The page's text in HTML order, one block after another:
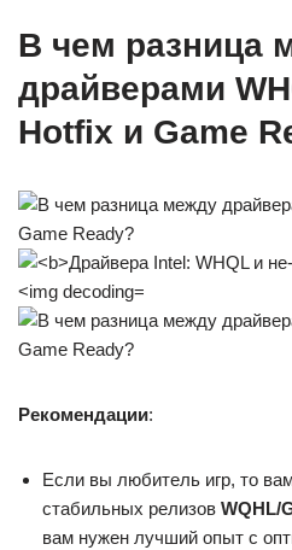
В чем разница
драйверами
Hotfix и Game
Рекомендации:
Если вы любитель игр, то
стабильных релизов WQHL/
вам нужен лучший опыт с